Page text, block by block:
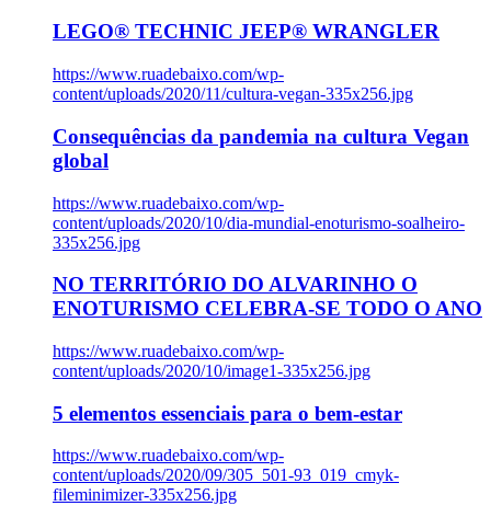
LEGO® TECHNIC JEEP® WRANGLER
https://www.ruadebaixo.com/wp-
content/uploads/2020/11/cultura-vegan-335x256.jpg
Consequências da pandemia na cultura Vegan
global
https://www.ruadebaixo.com/wp-
content/uploads/2020/10/dia-mundial-enoturismo-soalheiro-
335x256.jpg
NO TERRITÓRIO DO ALVARINHO O
ENOTURISMO CELEBRA-SE TODO O ANO
https://www.ruadebaixo.com/wp-
content/uploads/2020/10/image1-335x256.jpg
5 elementos essenciais para o bem-estar
https://www.ruadebaixo.com/wp-
content/uploads/2020/09/305_501-93_019_cmyk-
fileminimizer-335x256.jpg